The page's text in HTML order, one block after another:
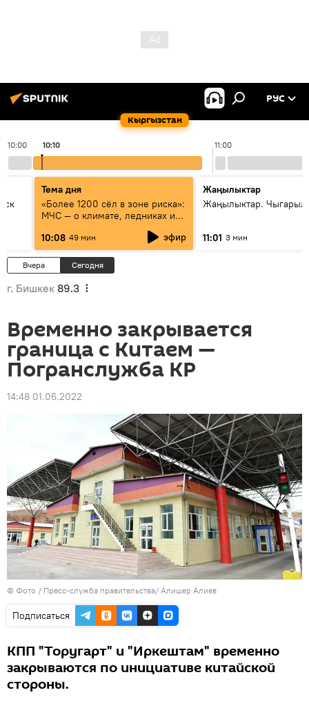
Кыргызстан
РУС
10:00 11:00
10:10
Тема дня
«Более 1200 сёл в зоне риска»:
МЧС — о климате, ледниках и
населения
10:08 49 мин эфир
Жаңылыктар
Жаңылыктар.
11:01 3 мин
Вчера Сегодня
г. Бишкек 89.3
Временно закрывается
граница с Китаем —
Погранслужба КР
14:48 01.06.2022
© Фото / Пресс-служба правительства/ Алишер Алиев
Подписаться
КПП "Торугарт" и "Иркештам" временно
закрываются по инициативе китайской
стороны.